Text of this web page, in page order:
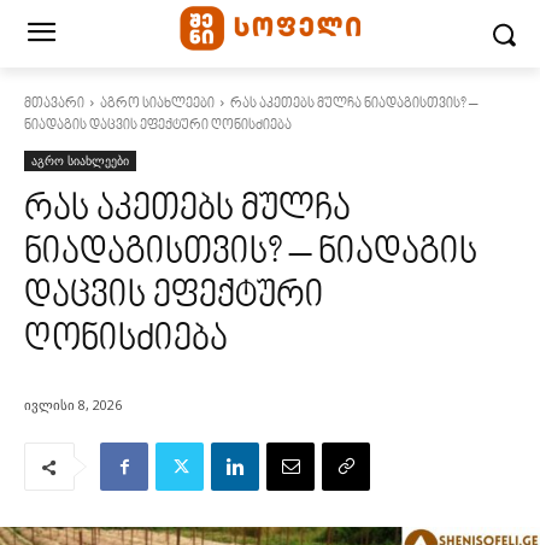
მთავარი აგრო სიახლეები
რას აკეთებს მულჩა ნიადაგისთვის? –
ნიადაგის დაცვის ეფექტური ღონისძიება
აგრო სიახლეები
რას აკეთებს მულჩა
ნიადაგისთვის? – ნიადაგის
დაცვის ეფექტური
ღონისძიება
ივლისი 8, 2026